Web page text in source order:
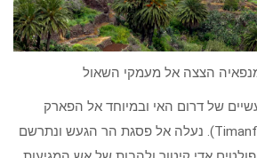
הצצה אל מעמקי השאול
של דרום האי ובמיוחד אל הפארק
הלאומי טימנפאיה (Timanfaya). נעלה אל פסגת הר הגעש ונתרשם